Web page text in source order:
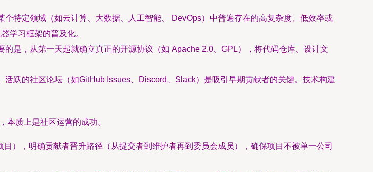
特定领域（如云计算、大数据、人工智能、 DevOps）中普遍存在的高复杂度、低效率或
学习框架的普及化。
是，从第一天起就确立真正的开源协议（如 Apache 2.0、GPL），将代码仓库、设计文
跃的社区论坛（如GitHub Issues、Discord、Slack）是吸引早期贡献者的关键。技术构建
本质上是社区运营的成功。
），明确贡献者晋升路径（从提交者到维护者再到委员会成员），确保项目不被单一公司